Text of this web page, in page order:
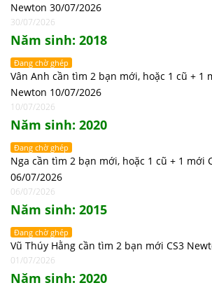
Newton 30/07/2026
30/07/2026
Năm sinh: 2018
Đang chờ ghép
Vân Anh cần tìm 2 bạn mới, hoặc 1 cũ + 1
Newton 10/07/2026
10/07/2026
Năm sinh: 2020
Đang chờ ghép
Nga cần tìm 2 bạn mới, hoặc 1 cũ + 1 mới
06/07/2026
06/07/2026
Năm sinh: 2015
Đang chờ ghép
Vũ Thúy Hằng cần tìm 2 bạn mới CS3
01/07/2026
Năm sinh: 2020